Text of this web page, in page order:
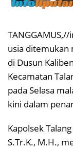
usia ditemukan
di Dusun
Kecamatan
pada Selasa
kini dalam
Kapolsek
S.Tr.K., M.H.,